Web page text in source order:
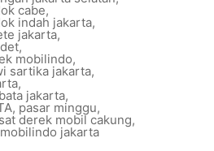
cabe,
indah jakarta,
jakarta,
,
mobilindo,
sartika jakarta,
,
jakarta,
, pasar minggu,
derek mobil cakung,
jakarta